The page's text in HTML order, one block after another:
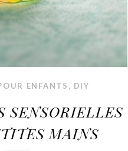
ENFANTS , DIY
SENSORIELLES
MAINS